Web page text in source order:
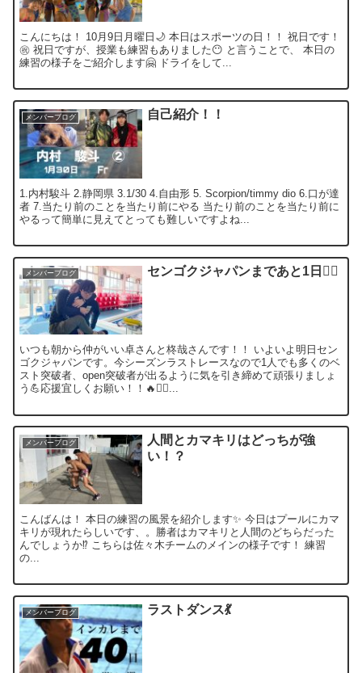
こんにちは！ 10月9日月曜日🌙 本日はスポーツの日！！ 祝日です！
㊗️ 祝日ですが、授業も練習もありました😶 と言うことで、 本日の
練習の様子をご紹介します🤗 ドライをして...
メンバーブログ 自己紹介！！
1.内村駿斗 2.静岡県 3.1/30 4.自由形 5. Scorpion/timmy dio 6.口が達
者 7.当たり前のことを当たり前にやる 当たり前のことを当たり前に
やるって簡単に見えてとっても難しいですよね...
メンバーブログ センゴクジャパンまであと1日🏊‍♂️
いつも朝から仲がいい卓さんと柊哉さんです！！ いよいよ明日セン
ゴクジャパンです。今シーズンラストレースなので1人でも多くのベ
スト突破者、open突破者が出るように気を引き締めて頑張りましょ
う💪応援宜しくお願い！！🔥🏊‍♂️...
メンバーブログ
人間とカマキリはどっちが強
い！？
こんばんは！ 本日の練習の風景を紹介します✨️ 今日はプールにカマ
キリが現れたらしいです、。勝者はカマキリと人間のどちらだった
んでしょうか⁉️ こちらは佐々木チームのメインの様子です！ 練習
の...
メンバーブログ ラストダンス💃